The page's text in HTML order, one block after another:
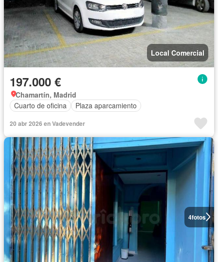
Local Comercial
197.000 €
Chamartín, Madrid
Cuarto de oficina
Plaza aparcamiento
20 abr 2026 en Vadevender
4fotos